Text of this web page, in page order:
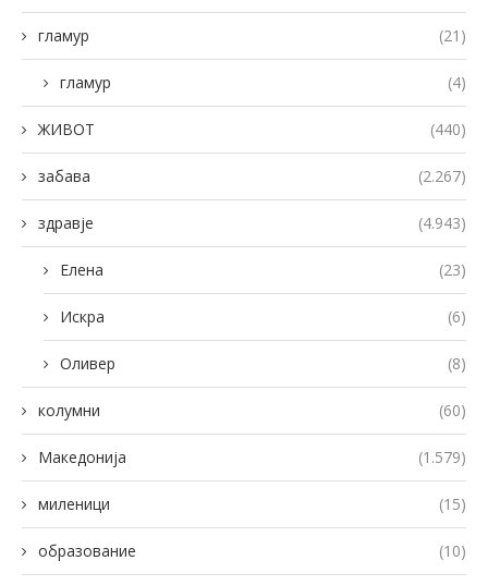
гламур (21)
гламур (4)
ЖИВОТ (440)
забава (2.267)
здравје (4.943)
Елена (23)
Искра (6)
Оливер (8)
колумни (60)
Македонија (1.579)
миленици (15)
образование (10)